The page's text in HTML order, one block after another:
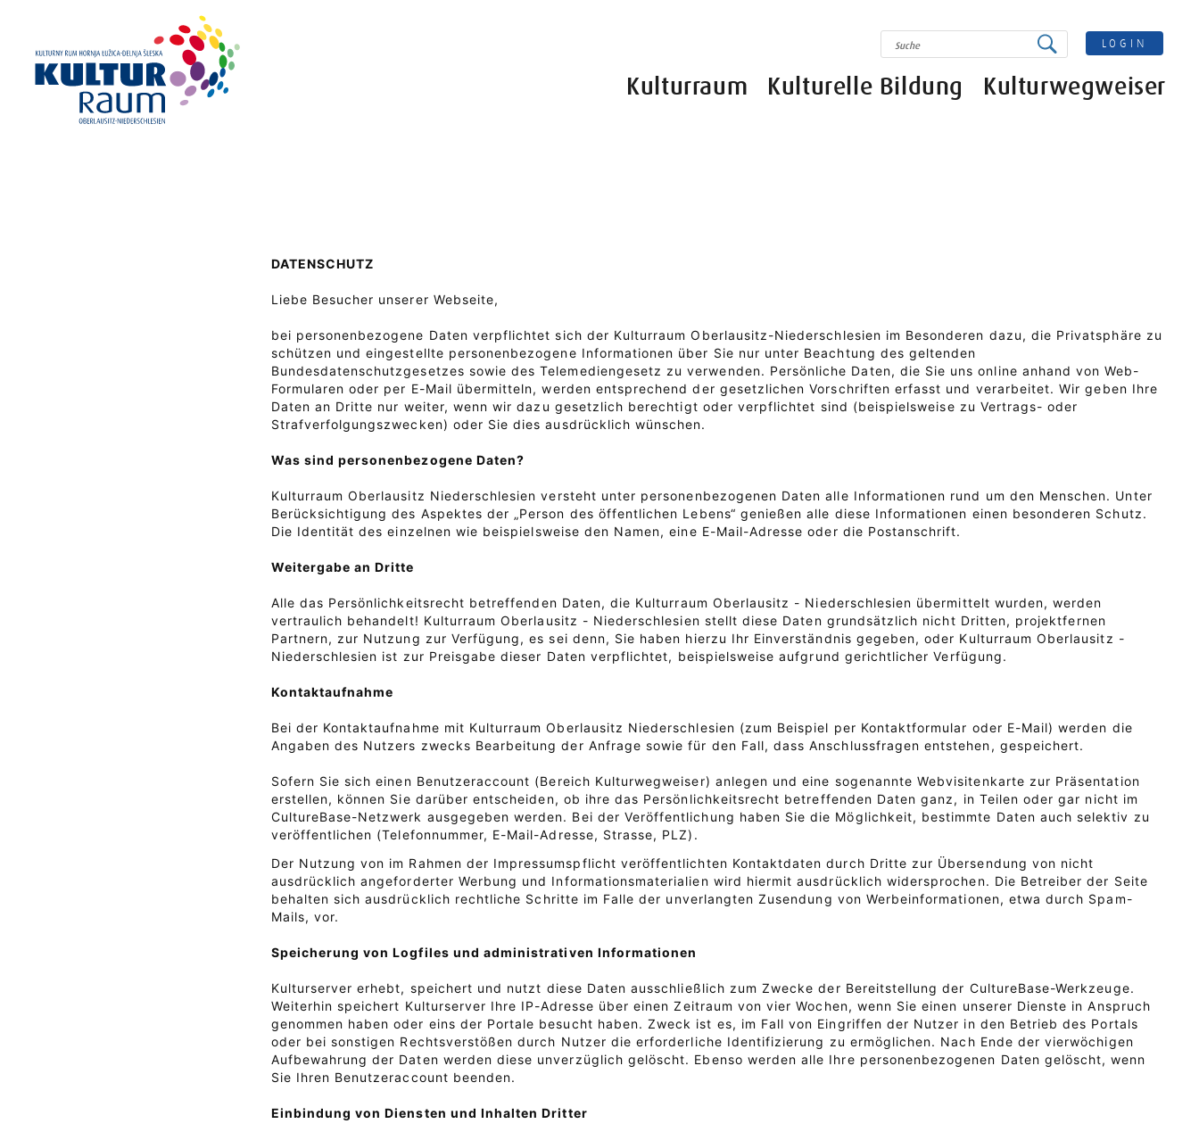
SUCHE LOGIN
Kulturraum Kulturelle Bildung Kulturwegweiser
DATENSCHUTZ
Liebe Besucher unserer Webseite,
bei personenbezogene Daten verpflichtet sich der Kulturraum Oberlausitz-Niederschlesien im Besonderen dazu, die Privatsphäre zu
schützen und eingestellte personenbezogene Informationen über Sie nur unter Beachtung des geltenden
Bundesdatenschutzgesetzes sowie des Telemediengesetz zu verwenden. Persönliche Daten, die Sie uns online anhand von Web-
Formularen oder per E-Mail übermitteln, werden entsprechend der gesetzlichen Vorschriften erfasst und verarbeitet. Wir geben Ihre
Daten an Dritte nur weiter, wenn wir dazu gesetzlich berechtigt oder verpflichtet sind (beispielsweise zu Vertrags- oder
Strafverfolgungszwecken) oder Sie dies ausdrücklich wünschen.
Was sind personenbezogene Daten?
Kulturraum Oberlausitz Niederschlesien versteht unter personenbezogenen Daten alle Informationen rund um den Menschen. Unter
Berücksichtigung des Aspektes der „Person des öffentlichen Lebens“ genießen alle diese Informationen einen besonderen Schutz.
Die Identität des einzelnen wie beispielsweise den Namen, eine E-Mail-Adresse oder die Postanschrift.
Weitergabe an Dritte
Alle das Persönlichkeitsrecht betreffenden Daten, die Kulturraum Oberlausitz - Niederschlesien übermittelt wurden, werden
vertraulich behandelt! Kulturraum Oberlausitz - Niederschlesien stellt diese Daten grundsätzlich nicht Dritten, projektfernen
Partnern, zur Nutzung zur Verfügung, es sei denn, Sie haben hierzu Ihr Einverständnis gegeben, oder Kulturraum Oberlausitz -
Niederschlesien ist zur Preisgabe dieser Daten verpflichtet, beispielsweise aufgrund gerichtlicher Verfügung.
Kontaktaufnahme
Bei der Kontaktaufnahme mit Kulturraum Oberlausitz Niederschlesien (zum Beispiel per Kontaktformular oder E-Mail) werden die
Angaben des Nutzers zwecks Bearbeitung der Anfrage sowie für den Fall, dass Anschlussfragen entstehen, gespeichert.
Sofern Sie sich einen Benutzeraccount (Bereich Kulturwegweiser) anlegen und eine sogenannte Webvisitenkarte zur Präsentation
erstellen, können Sie darüber entscheiden, ob ihre das Persönlichkeitsrecht betreffenden Daten ganz, in Teilen oder gar nicht im
CultureBase-Netzwerk ausgegeben werden. Bei der Veröffentlichung haben Sie die Möglichkeit, bestimmte Daten auch selektiv zu
veröffentlichen (Telefonnummer, E-Mail-Adresse, Strasse, PLZ).
Der Nutzung von im Rahmen der Impressumspflicht veröffentlichten Kontaktdaten durch Dritte zur Übersendung von nicht
ausdrücklich angeforderter Werbung und Informationsmaterialien wird hiermit ausdrücklich widersprochen. Die Betreiber der Seite
behalten sich ausdrücklich rechtliche Schritte im Falle der unverlangten Zusendung von Werbeinformationen, etwa durch Spam-
Mails, vor.
Speicherung von Logfiles und administrativen Informationen
Kulturserver erhebt, speichert und nutzt diese Daten ausschließlich zum Zwecke der Bereitstellung der CultureBase-Werkzeuge.
Weiterhin speichert Kulturserver Ihre IP-Adresse über einen Zeitraum von vier Wochen, wenn Sie einen unserer Dienste in Anspruch
genommen haben oder eins der Portale besucht haben. Zweck ist es, im Fall von Eingriffen der Nutzer in den Betrieb des Portals
oder bei sonstigen Rechtsverstößen durch Nutzer die erforderliche Identifizierung zu ermöglichen. Nach Ende der vierwöchigen
Aufbewahrung der Daten werden diese unverzüglich gelöscht. Ebenso werden alle Ihre personenbezogenen Daten gelöscht, wenn
Sie Ihren Benutzeraccount beenden.
Einbindung von Diensten und Inhalten Dritter